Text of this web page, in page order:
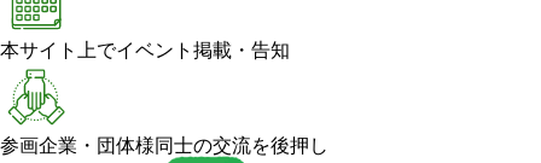
本サイト上でイベント掲載・告知
参画企業・団体様同士の交流を後押し